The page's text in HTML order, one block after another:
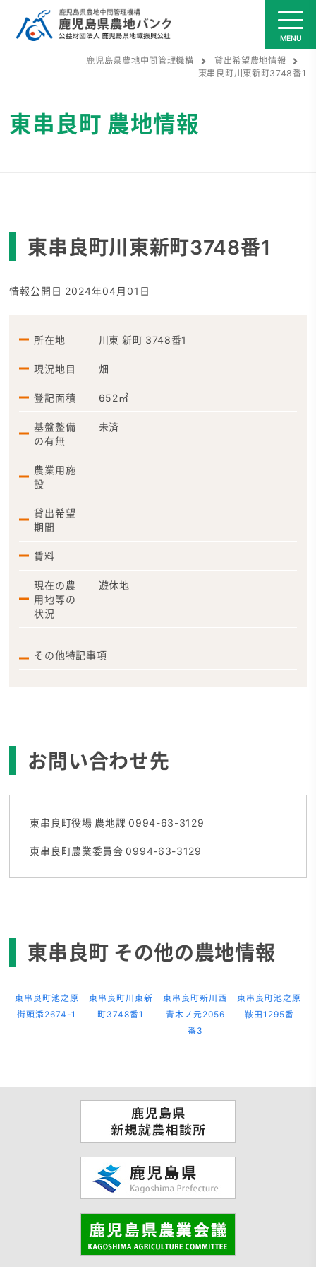
鹿児島県農地中間管理機構
貸出希望農地情報
東串良町川東新町3748番1
東串良町 農地情報
東串良町川東新町3748番1
情報公開日 2024年04月01日
所在地 川東 新町 3748番1
現況地目 畑
登記面積 652㎡
基盤整備
の有無
未済
農業用施
設
貸出希望
期間
賃料
現在の農
用地等の
状況
遊休地
その他特記事項
お問い合わせ先
東串良町役場 農地課 0994-63-3129
東串良町農業委員会 0994-63-3129
東串良町 その他の農地情報
東串良町池之原
街頭添2674-1
東串良町川東新
町3748番1
東串良町新川西
青木ノ元2056
番3
東串良町池之原
鞁田1295番